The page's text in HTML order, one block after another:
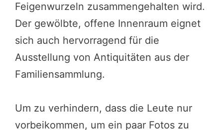
Feigenwurzeln zusammengehalten wird.
Der gewölbte, offene Innenraum eignet
sich auch hervorragend für die
Ausstellung von Antiquitäten aus der
Familiensammlung.
Um zu verhindern, dass die Leute nur
vorbeikommen, um ein paar Fotos zu